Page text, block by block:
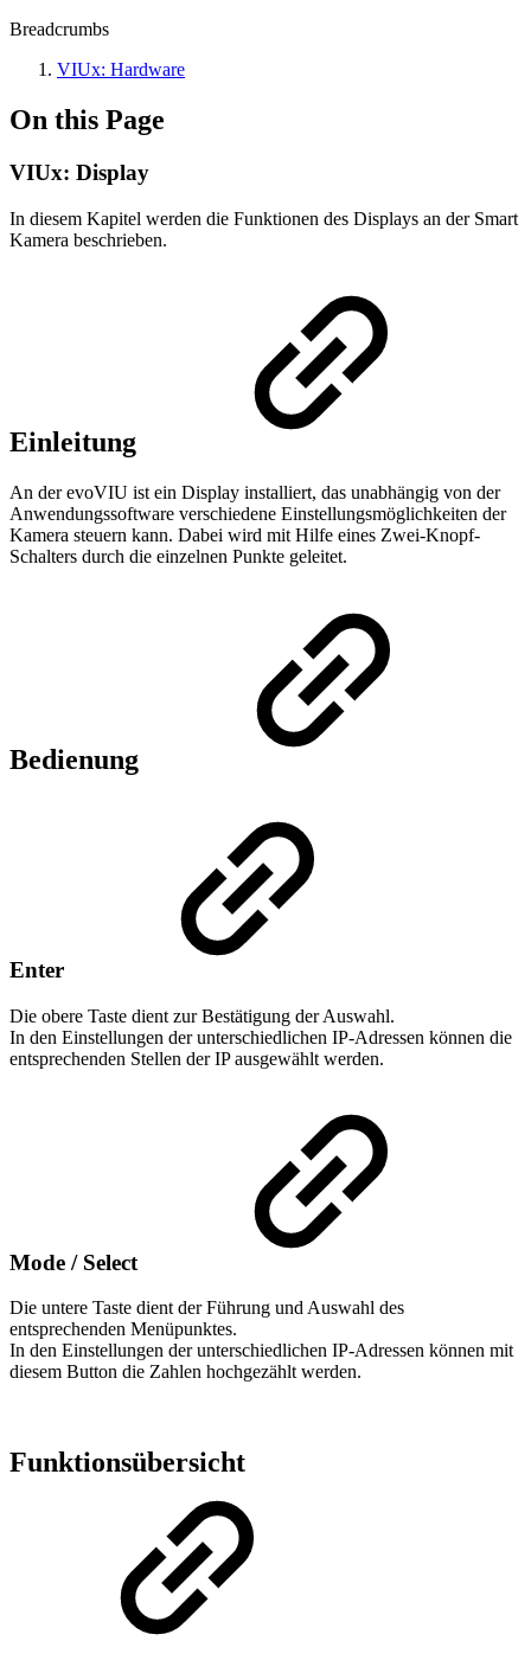
Breadcrumbs
VIUx: Hardware
On this Page
VIUx: Display
In diesem Kapitel werden die Funktionen des Displays an der Smart
Kamera beschrieben.
Einleitung
An der evoVIU ist ein Display installiert, das unabhängig von der
Anwendungssoftware verschiedene Einstellungsmöglichkeiten der
Kamera steuern kann. Dabei wird mit Hilfe eines Zwei-Knopf-
Schalters durch die einzelnen Punkte geleitet.
Bedienung
Enter
Die obere Taste dient zur Bestätigung der Auswahl.
In den Einstellungen der unterschiedlichen IP-Adressen können die
entsprechenden Stellen der IP ausgewählt werden.
Mode / Select
Die untere Taste dient der Führung und Auswahl des
entsprechenden Menüpunktes.
In den Einstellungen der unterschiedlichen IP-Adressen können mit
diesem Button die Zahlen hochgezählt werden.
Funktionsübersicht